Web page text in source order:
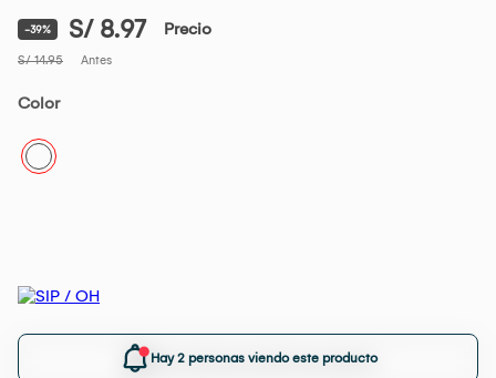
-39% S/ 8.97 Precio
S/ 14.95 Antes
Color
Hay 2 personas viendo este producto